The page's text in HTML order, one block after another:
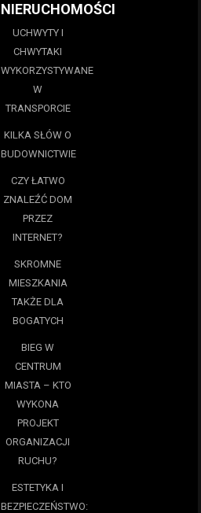
NIERUCHOMOŚCI
UCHWYTY I
CHWYTAKI
WYKORZYSTYWANE
W
TRANSPORCIE
KILKA SŁÓW O
BUDOWNICTWIE
CZY ŁATWO
ZNALEŹĆ DOM
PRZEZ
INTERNET?
SKROMNE
MIESZKANIA
TAKŻE DLA
BOGATYCH
BIEG W
CENTRUM
MIASTA – KTO
WYKONA
PROJEKT
ORGANIZACJI
RUCHU?
ESTETYKA I
BEZPIECZEŃSTWO: